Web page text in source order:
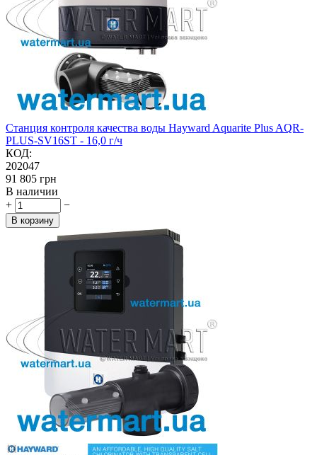
Станция контроля качества воды Hayward Aquarite Plus AQR-
PLUS-SV16ST - 16,0 г/ч
КОД:
202047
‍91 805‍ грн
В наличии
+
−
В корзину